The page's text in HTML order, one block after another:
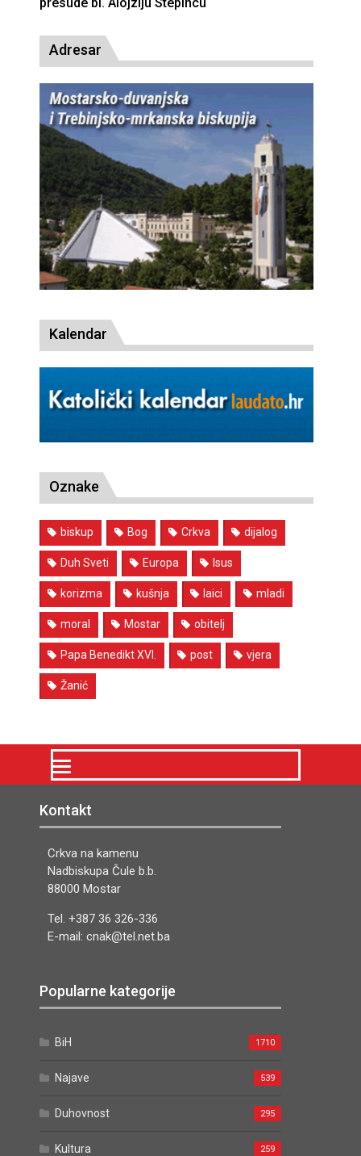
Adresar
Kalendar
Oznake
biskup Bog Crkva dijalog
Duh Sveti Europa Isus
korizma kušnja laici mladi
moral Mostar obitelj
Papa Benedikt XVI. post vjera
Žanić
Kontakt
Crkva na kamenu
Nadbiskupa Čule b.b.
88000 Mostar
Tel. +387 36 326-336
E-mail: cnak@tel.net.ba
Popularne kategorije
BiH 1710
Najave 539
Duhovnost 295
Kultura 259